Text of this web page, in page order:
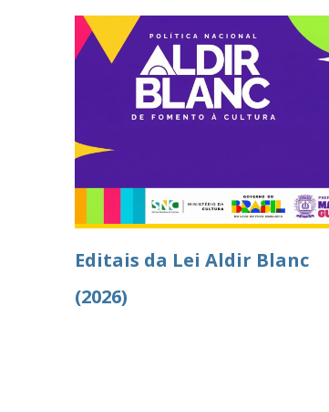
Editais da Lei Aldir Blanc
(2026)